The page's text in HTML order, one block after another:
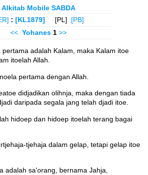
Alkitab Mobile SABDA
: [KL1879] [PL] [PB]
<< Yohanes1 >>
pertama adalah Kalam, maka Kalam itoe
itoelah Allah.
pertama dengan Allah.
didjadikan olihnja, maka dengan tiada
daripada segala jang telah djadi itoe.
hidoep dan hidoep itoelah terang bagai
tjehaja dalam gelap, tetapi gelap itoe
adalah sa'orang, bernama Jahja,